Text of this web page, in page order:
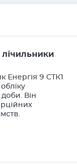
лічильники
9 СТК1
доби. Він